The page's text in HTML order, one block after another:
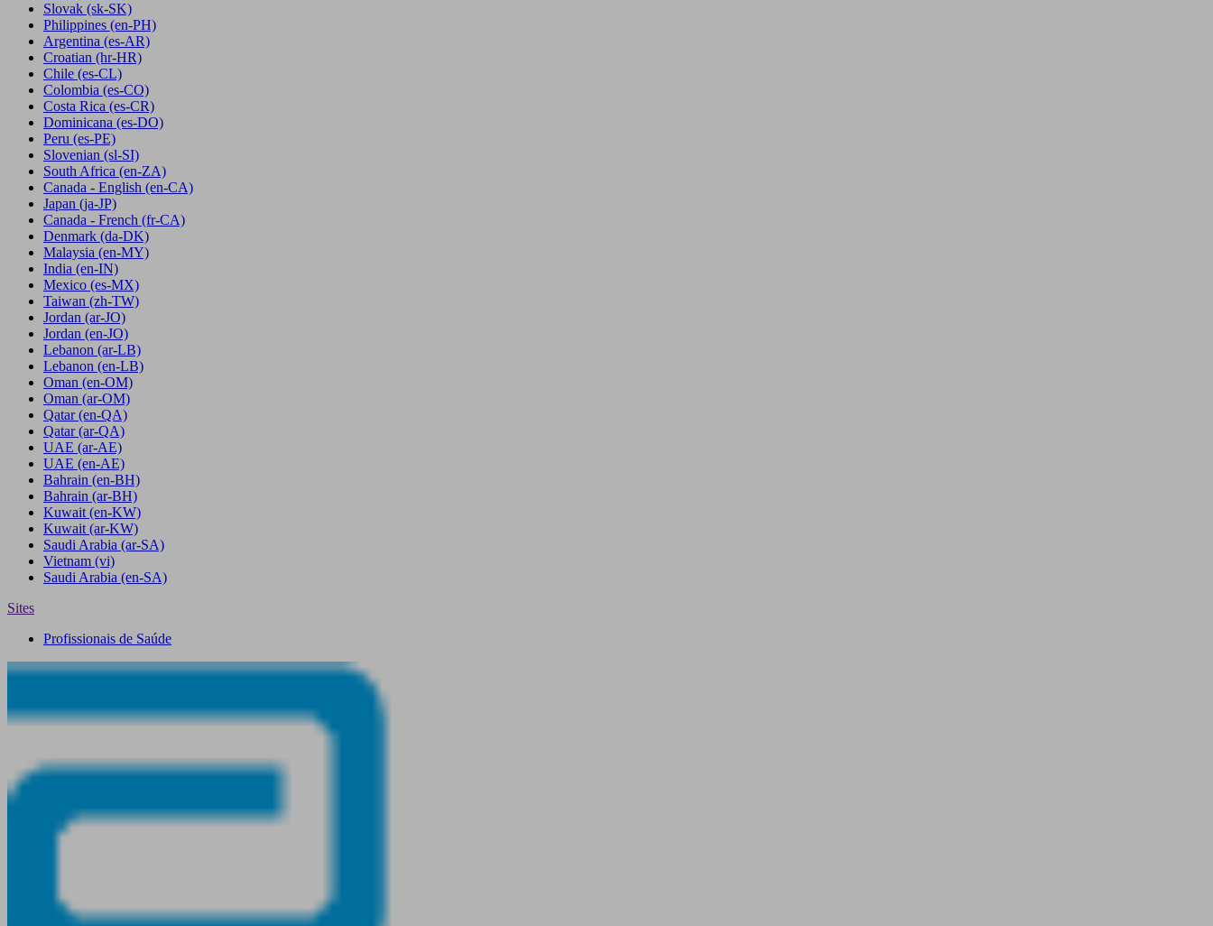
Slovak (sk-SK)
Philippines (en-PH)
Argentina (es-AR)
Croatian (hr-HR)
Chile (es-CL)
Colombia (es-CO)
Costa Rica (es-CR)
Dominicana (es-DO)
Peru (es-PE)
Slovenian (sl-SI)
South Africa (en-ZA)
Canada - English (en-CA)
Japan (ja-JP)
Canada - French (fr-CA)
Denmark (da-DK)
Malaysia (en-MY)
India (en-IN)
Mexico (es-MX)
Taiwan (zh-TW)
Jordan (ar-JO)
Jordan (en-JO)
Lebanon (ar-LB)
Lebanon (en-LB)
Oman (en-OM)
Oman (ar-OM)
Qatar (en-QA)
Qatar (ar-QA)
UAE (ar-AE)
UAE (en-AE)
Bahrain (en-BH)
Bahrain (ar-BH)
Kuwait (en-KW)
Kuwait (ar-KW)
Saudi Arabia (ar-SA)
Vietnam (vi)
Saudi Arabia (en-SA)
Sites
Profissionais de Saúde